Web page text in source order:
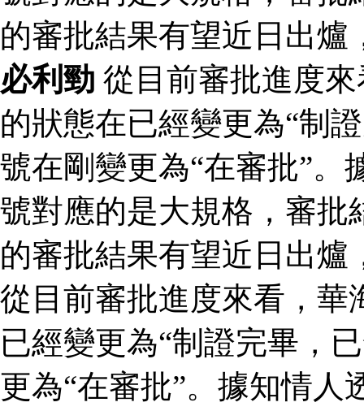
的審批結果有望近日出
必利勁 從目前審批進度
的狀態在已經變更為“制
號在剛變更為“在審批”。
號對應的是大規格，審批
的審批結果有望近日出
從目前審批進度來看，華
已經變更為“制證完畢，
更為“在審批”。據知情